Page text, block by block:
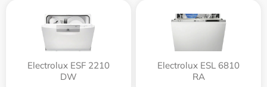
Electrolux ESF 2210
DW
Electrolux ESL 6810
RA